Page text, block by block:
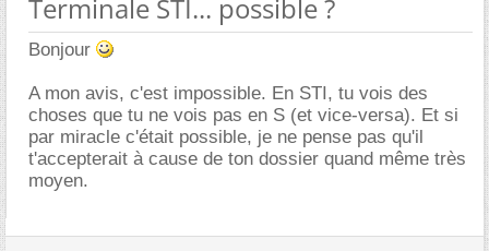
Terminale STI... possible ?
Bonjour
A mon avis, c'est impossible. En STI, tu vois des
choses que tu ne vois pas en S (et vice-versa). Et si
par miracle c'était possible, je ne pense pas qu'il
t'accepterait à cause de ton dossier quand même très
moyen.